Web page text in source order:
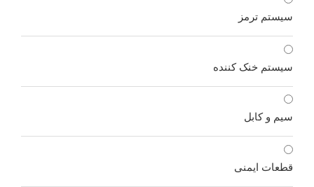
سیستم ترمز
سیستم خنک کننده
سیم و کابل
قطعات ایمنی